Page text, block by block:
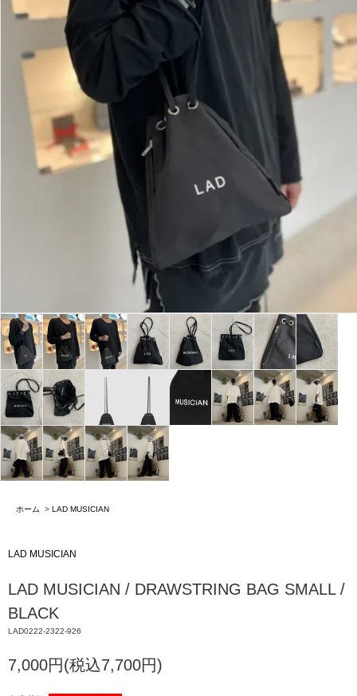
ホーム > LAD MUSICIAN
LAD MUSICIAN
LAD MUSICIAN / DRAWSTRING BAG SMALL /
BLACK
LAD0222-2322-926
7,000円(税込7,700円)